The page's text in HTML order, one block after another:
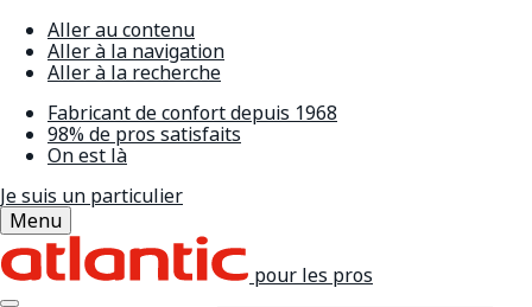
Aller au contenu
Aller à la navigation
Aller à la recherche
Fabricant de confort depuis 1968
98% de pros satisfaits
On est là
Je suis un particulier
Menu
pour les pros